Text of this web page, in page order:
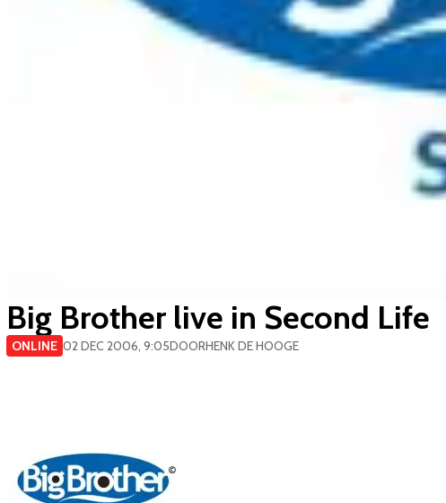
Big Brother live in Second Life
ONLINE 02 DEC 2006, 9:05DOORHENK DE HOOGE